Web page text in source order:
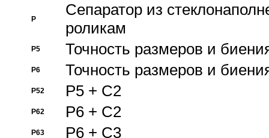
P
Cепаратор из
роликам
P5 Точность размеров и
P6 Точность размеров и
P52 P5 + C2
P62 P6 + C2
P63 P6 + C3